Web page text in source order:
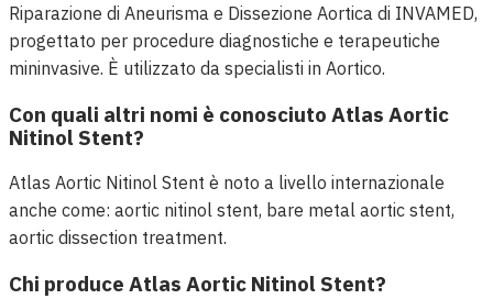
Riparazione di Aneurisma e Dissezione Aortica di INVAMED,
progettato per procedure diagnostiche e terapeutiche
mininvasive. È utilizzato da specialisti in Aortico.
Con quali altri nomi è conosciuto Atlas Aortic
Nitinol Stent?
Atlas Aortic Nitinol Stent è noto a livello internazionale
anche come: aortic nitinol stent, bare metal aortic stent,
aortic dissection treatment.
Chi produce Atlas Aortic Nitinol Stent?